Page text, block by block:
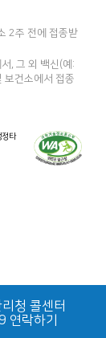
2주 전에 접종받
, 그 외 백신(예:
보건소에서 접종
타
청 콜센터
연락하기